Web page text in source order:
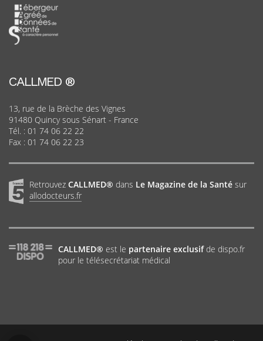
CALLMED ®
13, rue de la Brèche des Vignes
91480 Quincy sous Sénart - France
Tél. : 01 74 06 22 22
Fax : 01 74 06 22 23
Retrouvez CALLMED® dans Le Magazine de la Santé sur
allodocteurs.fr
CALLMED® est le partenaire exclusifde dispo.fr
pour le télésecrétariat médical